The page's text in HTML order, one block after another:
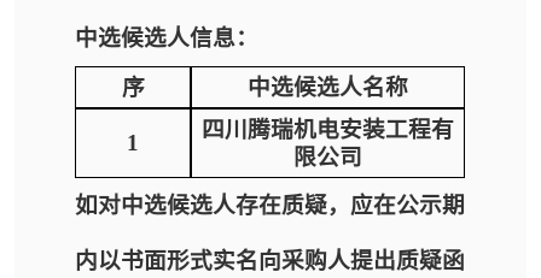
中选候选人信息：
序
中选候选人名称
1
四川腾瑞机电安装工程有
限公司
如对中选候选人存在质疑，应在公示期
内以书面形式实名向采购人提出质疑函